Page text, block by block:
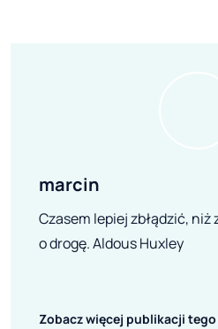
marcin
Czasem lepiej zbłądzić,
o drogę. Aldous Huxley
Zobacz więcej publikacji